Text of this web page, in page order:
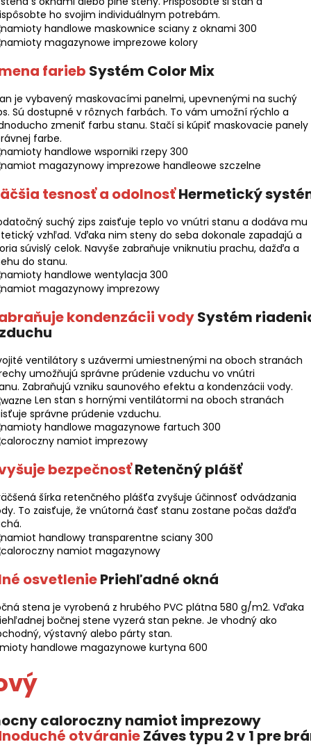
ho svojim individuálnym potrebám.
farieb Systém Color Mix
je vybavený maskovacími panelmi, upevnenými na suchý
Sú dostupné v rôznych farbách. To vám umožní rýchlo a
zmeniť farbu stanu. Stačí si kúpiť maskovacie panely
farbe.
tesnosť a odolnosťHermetický
suchý zips zaisťuje teplo vo vnútri stanu a dodáva mu
vzhľad. Vďaka nim steny do seba dokonale zapadajú a
súvislý celok. Navyše zabraňuje vniknutiu prachu, dažďa a
do stanu.
kondenzácii vodySystém
ventilátory s uzávermi umiestnenými na oboch stranách
umožňujú správne prúdenie vzduchu vo vnútri
Zabraňujú vzniku saunového efektu a kondenzácii vody.
Len stan s hornými ventilátormi na oboch stranách
správne prúdenie vzduchu.
bezpečnosťRetenčný plášť
šírka retenčného plášťa zvyšuje účinnosť odvádzania
To zaisťuje, že vnútorná časť stanu zostane počas dažďa
osvetleniePriehľadné okná
stena je vyrobená z hrubého PVC plátna 580 g/m2. Vďaka
bočnej stene vyzerá stan pekne. Je vhodný ako
výstavný alebo párty stan.
otváranieZáves typu 2 v 1 pre